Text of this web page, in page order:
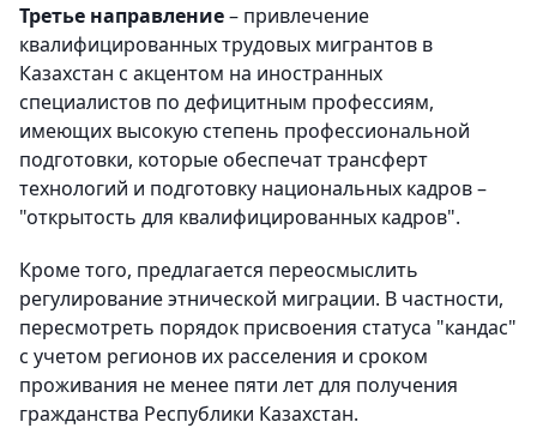
Третье направление– привлечение
квалифицированных трудовых мигрантов в
Казахстан с акцентом на иностранных
специалистов по дефицитным профессиям,
имеющих высокую степень профессиональной
подготовки, которые обеспечат трансферт
технологий и подготовку национальных кадров –
"открытость для квалифицированных кадров".
Кроме того, предлагается переосмыслить
регулирование этнической миграции. В частности,
пересмотреть порядок присвоения статуса "кандас"
с учетом регионов их расселения и сроком
проживания не менее пяти лет для получения
гражданства Республики Казахстан.